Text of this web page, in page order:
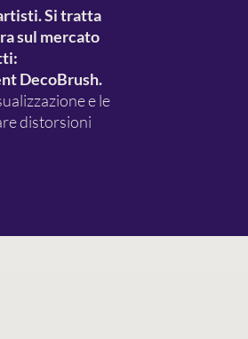
Si tratta
sul mercato
DecoBrush.
e le
distorsioni